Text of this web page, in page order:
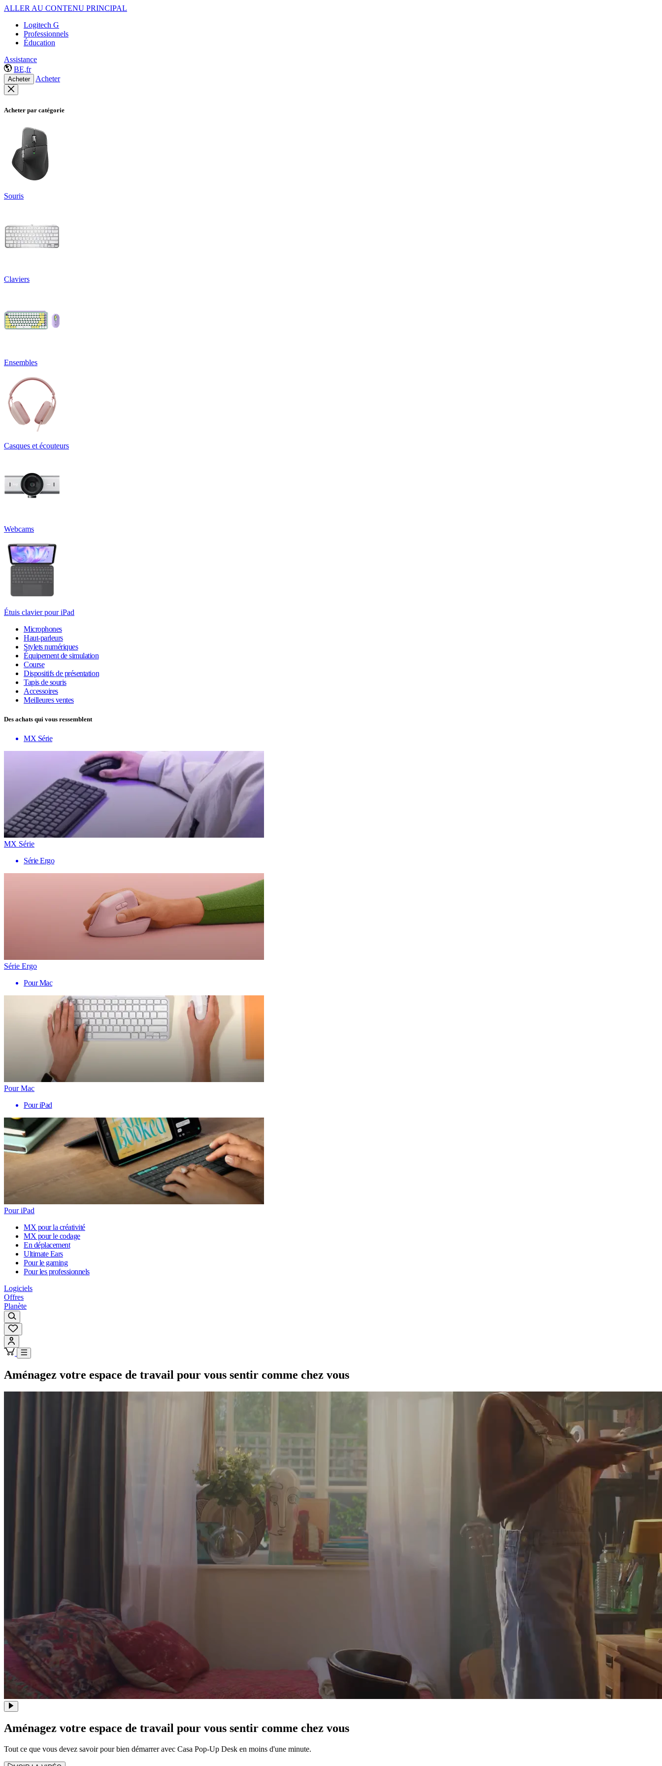
ALLER AU CONTENU PRINCIPAL
Logitech G
Professionnels
Éducation
Assistance
BE,fr
Acheter Acheter
Acheter par catégorie
Souris
Claviers
Ensembles
Casques et écouteurs
Webcams
Étuis clavier pour iPad
Microphones
Haut-parleurs
Stylets numériques
Équipement de simulation
Course
Dispositifs de présentation
Tapis de souris
Accessoires
Meilleures ventes
Des achats qui vous ressemblent
MX Série
MX Série
Série Ergo
Série Ergo
Pour Mac
Pour Mac
Pour iPad
Pour iPad
MX pour la créativité
MX pour le codage
En déplacement
Ultimate Ears
Pour le gaming
Pour les professionnels
Logiciels
Offres
Planète
Aménagez votre espace de travail pour vous sentir comme chez vous
Aménagez votre espace de travail pour vous sentir comme chez vous
Tout ce que vous devez savoir pour bien démarrer avec Casa Pop-Up Desk en moins d'une minute.